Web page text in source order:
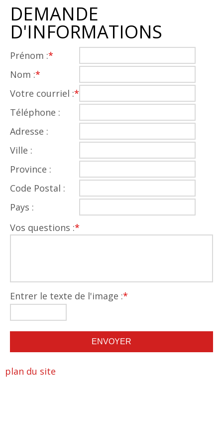
DEMANDE
D'INFORMATIONS
Prénom :*
Nom :*
Votre courriel :*
Téléphone :
Adresse :
Ville :
Province :
Code Postal :
Pays :
Vos questions :*
Entrer le texte de l'image :*
plan du site